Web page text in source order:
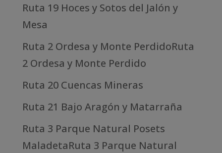
Ruta 19 Hoces y Sotos del Jalón y
Mesa
Ruta 2 Ordesa y Monte PerdidoRuta
2 Ordesa y Monte Perdido
Ruta 20 Cuencas Mineras
Ruta 21 Bajo Aragón y Matarraña
Ruta 3 Parque Natural Posets
MaladetaRuta 3 Parque Natural